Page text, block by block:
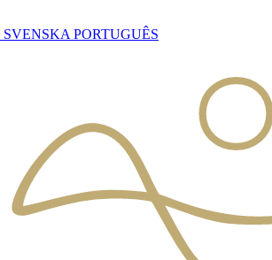
SVENSKA PORTUGUÊS